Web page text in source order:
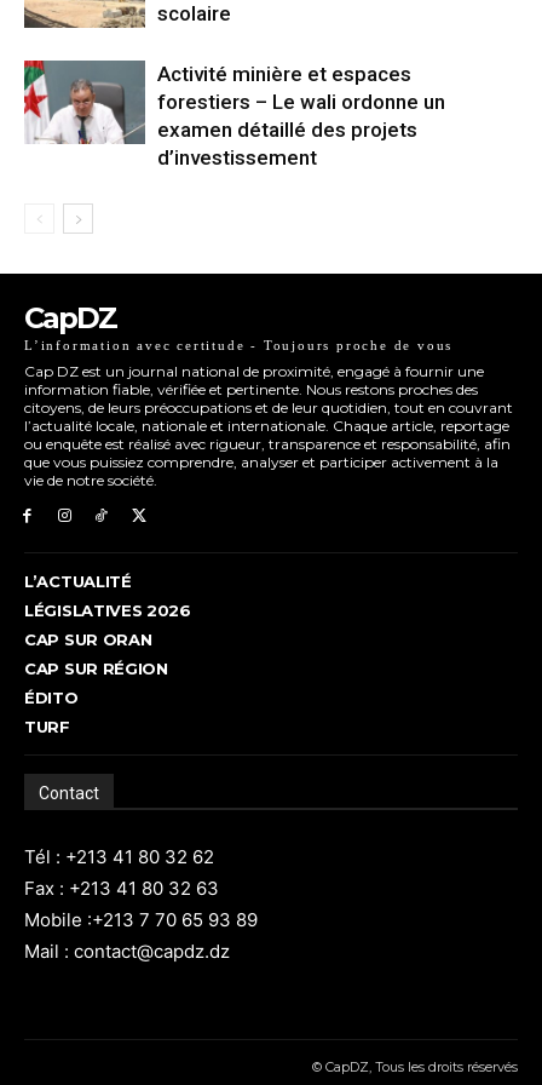
scolaire
Activité minière et espaces
forestiers – Le wali ordonne un
examen détaillé des projets
d’investissement
CapDZ
L’information avec certitude - Toujours proche de vous
Cap DZ est un journal national de proximité, engagé à fournir une
information fiable, vérifiée et pertinente. Nous restons proches des
citoyens, de leurs préoccupations et de leur quotidien, tout en couvrant
l’actualité locale, nationale et internationale. Chaque article, reportage
ou enquête est réalisé avec rigueur, transparence et responsabilité, afin
que vous puissiez comprendre, analyser et participer activement à la
vie de notre société.
L’ACTUALITÉ
LÉGISLATIVES 2026
CAP SUR ORAN
CAP SUR RÉGION
ÉDITO
TURF
Contact
Tél : +213 41 80 32 62
Fax : +213 41 80 32 63
Mobile :+213 7 70 65 93 89
Mail : contact@capdz.dz
© CapDZ, Tous les droits réservés